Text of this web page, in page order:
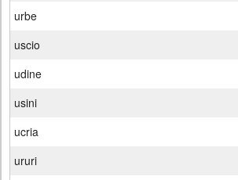
urbe
uscio
udine
usini
ucria
ururi